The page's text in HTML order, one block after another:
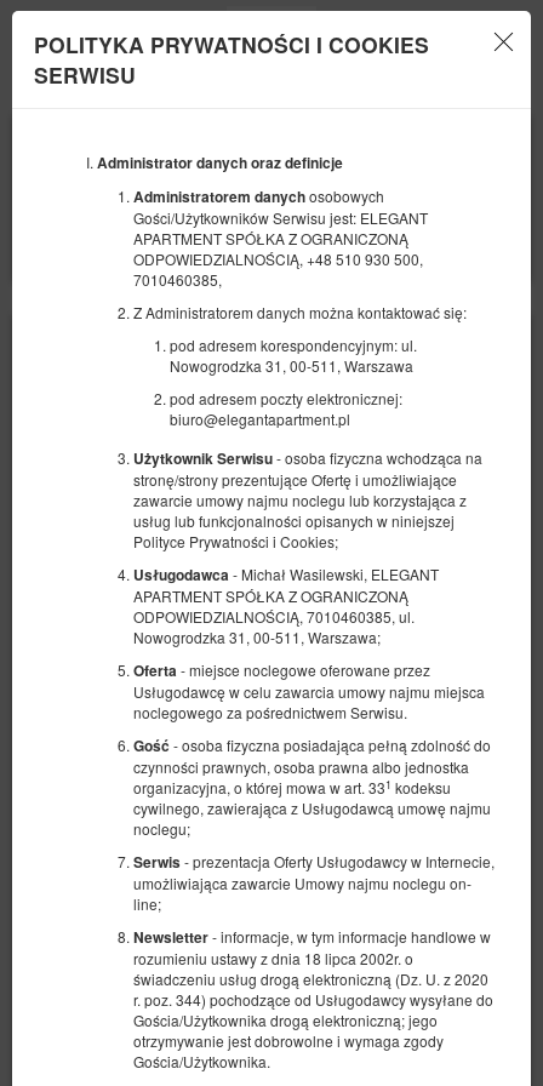
POLITYKA PRYWATNOŚCI I COOKIES
SERWISU
Administrator danych oraz definicje
Administratorem danychosobowych
Gości/Użytkowników Serwisu jest: ELEGANT
APARTMENT SPÓŁKA Z OGRANICZONĄ
ODPOWIEDZIALNOŚCIĄ, +48 510 930 500,
7010460385,
Z Administratorem danych można kontaktować się:
pod adresem korespondencyjnym: ul.
Nowogrodzka 31, 00-511, Warszawa
pod adresem poczty elektronicznej:
biuro@elegantapartment.pl
Użytkownik Serwisu- osoba fizyczna wchodząca na
stronę/strony prezentujące Ofertę i umożliwiające
zawarcie umowy najmu noclegu lub korzystająca z
usług lub funkcjonalności opisanych w niniejszej
Polityce Prywatności i Cookies;
Usługodawca - Michał Wasilewski, ELEGANT
APARTMENT SPÓŁKA Z OGRANICZONĄ
ODPOWIEDZIALNOŚCIĄ, 7010460385, ul.
Nowogrodzka 31, 00-511, Warszawa;
Oferta - miejsce noclegowe oferowane przez
Usługodawcę w celu zawarcia umowy najmu miejsca
noclegowego za pośrednictwem Serwisu.
Gość - osoba fizyczna posiadająca pełną zdolność do
czynności prawnych, osoba prawna albo jednostka
organizacyjna, o której mowa w art. 331 kodeksu
cywilnego, zawierająca z Usługodawcą umowę najmu
noclegu;
Serwis - prezentacja Oferty Usługodawcy w Internecie,
umożliwiająca zawarcie Umowy najmu noclegu on-
line;
Newsletter- informacje, w tym informacje handlowe w
rozumieniu ustawy z dnia 18 lipca 2002r. o
świadczeniu usług drogą elektroniczną (Dz. U. z 2020
r. poz. 344) pochodzące od Usługodawcy wysyłane do
Gościa/Użytkownika drogą elektroniczną; jego
otrzymywanie jest dobrowolne i wymaga zgody
Gościa/Użytkownika.
SIERPNIA
09
SIERPNIA
FILTRY